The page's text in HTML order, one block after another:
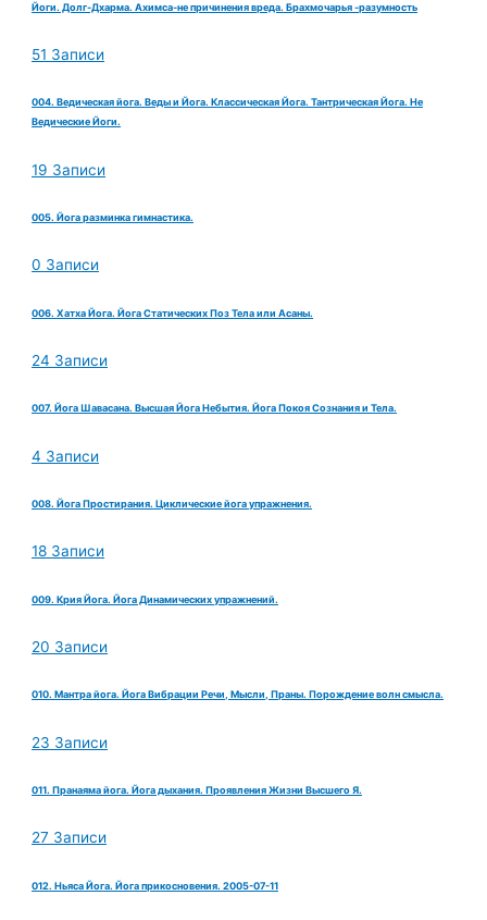
Йоги. Долг-Дхарма. Ахимса-не причинения вреда. Брахмочарья -разумность
51 Записи
004. Ведическая йога. Веды и Йога. Классическая Йога. Тантрическая Йога. Не
Ведические Йоги.
19 Записи
005. Йога разминка гимнастика.
0 Записи
006. Хатха Йога. Йога Статических Поз Тела или Асаны.
24 Записи
007. Йога Шавасана. Высшая Йога Небытия. Йога Покоя Сознания и Тела.
4 Записи
008. Йога Простирания. Циклические йога упражнения.
18 Записи
009. Крия Йога. Йога Динамических упражнений.
20 Записи
010. Мантра йога. Йога Вибрации Речи, Мысли, Праны. Порождение волн смысла.
23 Записи
011. Пранаяма йога. Йога дыхания. Проявления Жизни Высшего Я.
27 Записи
012. Ньяса Йога. Йога прикосновения. 2005-07-11